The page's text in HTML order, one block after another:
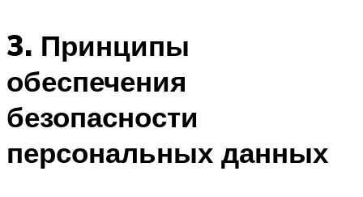
3. Принципы
обеспечения
безопасности
персональных данных